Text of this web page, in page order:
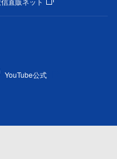
YouTube公式